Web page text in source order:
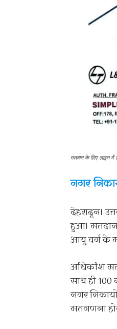
मतदान के लिए लाइन में
नगर
देहरादून।
हुआ।
आयु वर्ग के
अधिकांश
साथ ही
नगर
मतगणना